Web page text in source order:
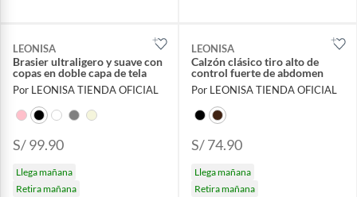
LEONISA
Brasier ultraligero y suave con
copas en doble capa de tela
Por LEONISA TIENDA OFICIAL
S/ 99.90
Llega mañana
Retira mañana
LEONISA
Calzón clásico tiro alto de
control fuerte de abdomen
Por LEONISA TIENDA OFICIAL
S/ 74.90
Llega mañana
Retira mañana